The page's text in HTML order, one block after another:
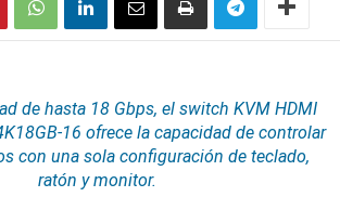
de hasta 18 Gbps, el switch KVM HDMI
16 ofrece la capacidad de controlar
con una sola configuración de teclado,
ratón y monitor.